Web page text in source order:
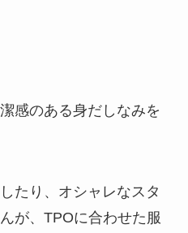
感のある身だしなみを
たり、オシャレなスタ
が、TPOに合わせた服